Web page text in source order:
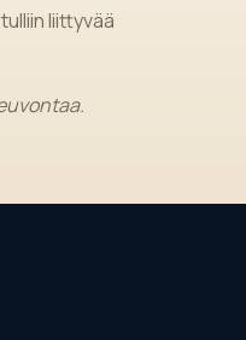
liittyvää